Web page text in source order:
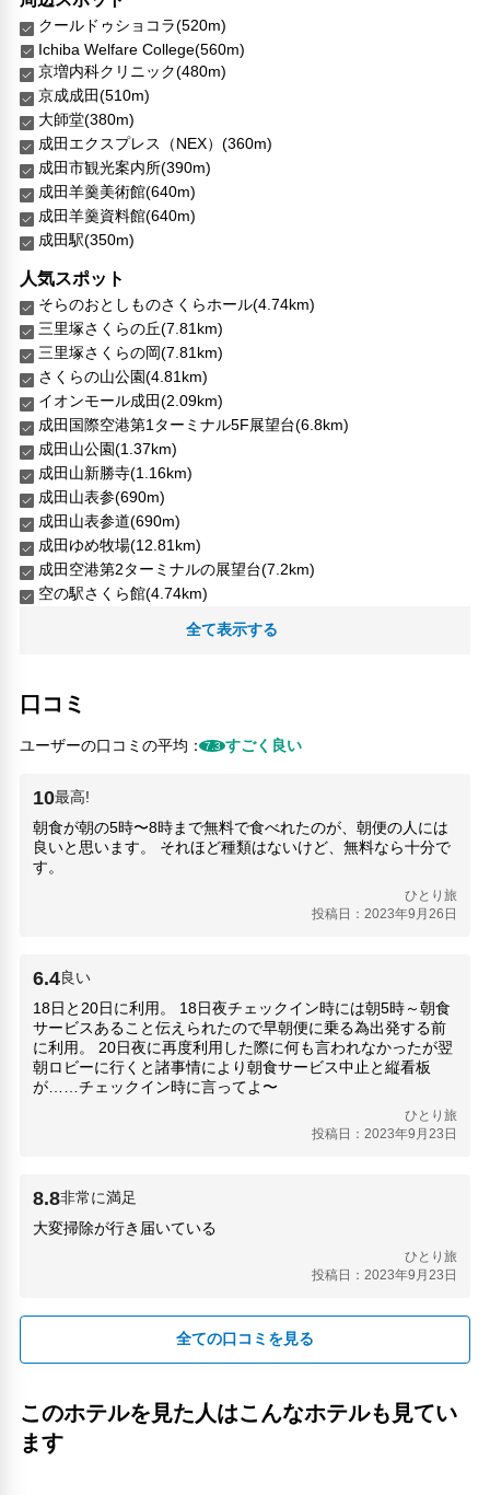
クールドゥショコラ(520m)
Ichiba Welfare College(560m)
京増内科クリニック(480m)
京成成田(510m)
大師堂(380m)
成田エクスプレス（NEX）(360m)
成田市観光案内所(390m)
成田羊羹美術館(640m)
成田羊羹資料館(640m)
成田駅(350m)
人気スポット
そらのおとしものさくらホール(4.74km)
三里塚さくらの丘(7.81km)
三里塚さくらの岡(7.81km)
さくらの山公園(4.81km)
イオンモール成田(2.09km)
成田国際空港第1ターミナル5F展望台(6.8km)
成田山公園(1.37km)
成田山新勝寺(1.16km)
成田山表参(690m)
成田山表参道(690m)
成田ゆめ牧場(12.81km)
成田空港第2ターミナルの展望台(7.2km)
空の駅さくら館(4.74km)
全て表示する
口コミ
ユーザーの口コミの平均：7.3 すごく良い
10最高!
朝食が朝の5時〜8時まで無料で食べれたのが、朝便の人には
良いと思います。 それほど種類はないけど、無料なら十分で
す。
ひとり旅
投稿日：2023年9月26日
6.4良い
18日と20日に利用。 18日夜チェックイン時には朝5時～朝食
サービスあること伝えられたので早朝便に乗る為出発する前
に利用。 20日夜に再度利用した際に何も言われなかったが翌
朝ロビーに行くと諸事情により朝食サービス中止と縦看板
が……チェックイン時に言ってよ〜
ひとり旅
投稿日：2023年9月23日
8.8非常に満足
大変掃除が行き届いている
ひとり旅
投稿日：2023年9月23日
全ての口コミを見る
このホテルを見た人はこんなホテルも見てい
ます